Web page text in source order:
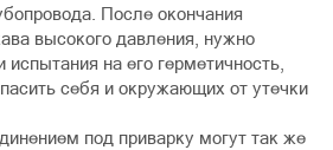
После окончания
высокого давления, нужно
испытания на его герметичность,
себя и окружающих от утечки
под приварку могут так же